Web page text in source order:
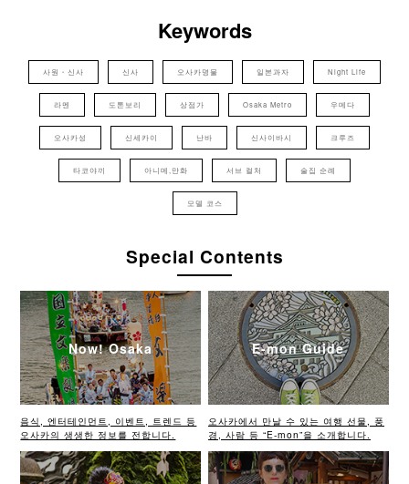
Keywords
사원・신사 신사 오사카명물 일본과자 Night Life
라멘 도톤보리 상점가 Osaka Metro 우메다
오사카성 신세카이 난바 신사이바시 크루즈
타코야끼 아니메,만화 서브 컬처 술집 순례
모델 코스
Special Contents
Now! Osaka
음식, 엔터테인먼트, 이벤트, 트렌드 등
오사카의 생생한 정보를 전합니다.
E-mon Guide
오사카에서 만날 수 있는 여행 선물, 풍
경, 사람 등 “E-mon”을 소개합니다.